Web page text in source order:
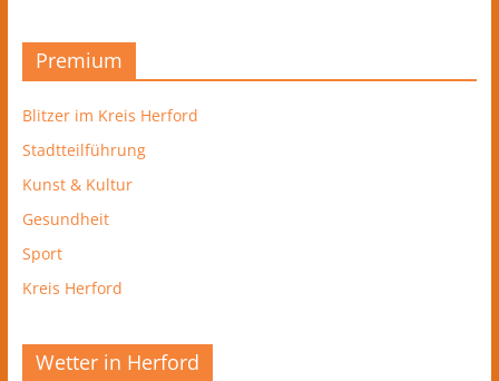
Premium
Blitzer im Kreis Herford
Stadtteilführung
Kunst & Kultur
Gesundheit
Sport
Kreis Herford
Wetter in Herford